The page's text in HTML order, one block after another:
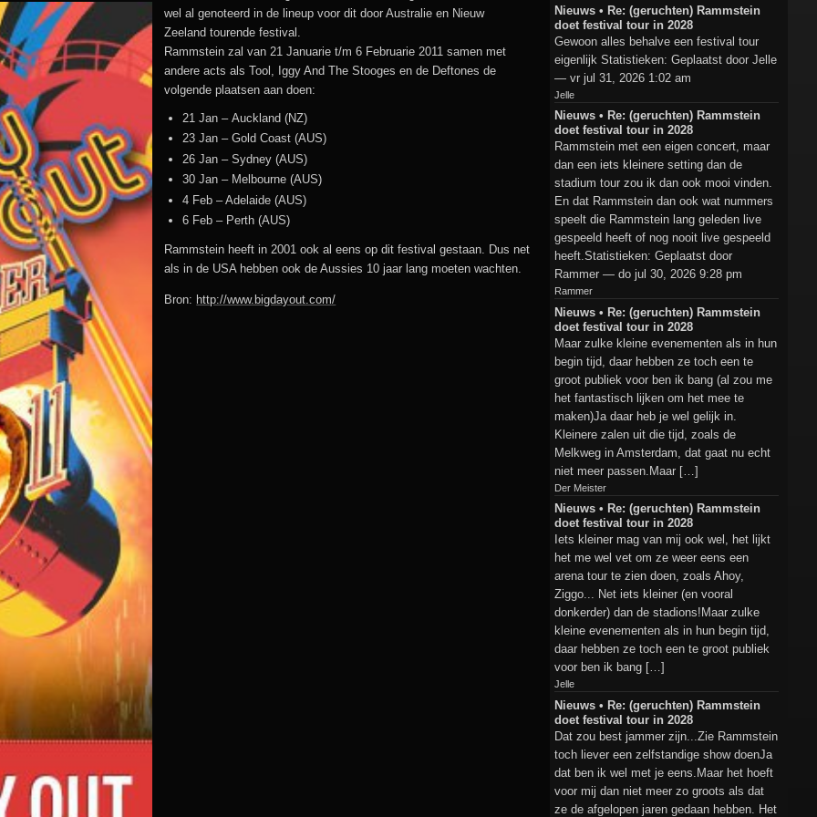
Lichtspielhaus
Live Aus Berlin
Made In Germany
1995-2011
Paris
Videos 1995-2012
Völkerball
Reise Reise:
Mutter:
Sehnsucht:
Herzeleid:
Overige Tracks:
Betekenis /
Oorsprong:
Sehnsucht Tour
Herzeleid Tour
1996:
Club Dates
1994/95:
Reise Reise Tour
Mutter Tour
2001/02:
POA Tour 2001:
2019:
Festival Tour
2017:
Festival Tour
2016:
Made In Germany
Tour 2011/13:
2020 – 20xx
North America
Stadium Tour 2022
Stadium Tour
Stadium Tour
2023:
Stadium Tour
wel al genoteerd in de lineup voor dit door Australie en Nieuw
Zeeland tourende festival.
Rammstein zal van 21 Januarie t/m 6 Februarie 2011 samen met
andere acts als Tool, Iggy And The Stooges en de Deftones de
volgende plaatsen aan doen:
21 Jan – Auckland (NZ)
23 Jan – Gold Coast (AUS)
26 Jan – Sydney (AUS)
30 Jan – Melbourne (AUS)
4 Feb – Adelaide (AUS)
6 Feb – Perth (AUS)
Rammstein heeft in 2001 ook al eens op dit festival gestaan. Dus net
als in de USA hebben ook de Aussies 10 jaar lang moeten wachten.
Bron: http://www.bigdayout.com/
Nieuws • Re: (geruchten) Rammstein
doet festival tour in 2028
Gewoon alles behalve een festival tour
eigenlijk Statistieken: Geplaatst door Jelle
— vr jul 31, 2026 1:02 am
Jelle
Nieuws • Re: (geruchten) Rammstein
doet festival tour in 2028
Rammstein met een eigen concert, maar
dan een iets kleinere setting dan de
stadium tour zou ik dan ook mooi vinden.
En dat Rammstein dan ook wat nummers
speelt die Rammstein lang geleden live
gespeeld heeft of nog nooit live gespeeld
heeft.Statistieken: Geplaatst door
Rammer — do jul 30, 2026 9:28 pm
Rammer
Nieuws • Re: (geruchten) Rammstein
doet festival tour in 2028
Maar zulke kleine evenementen als in hun
begin tijd, daar hebben ze toch een te
groot publiek voor ben ik bang (al zou me
het fantastisch lijken om het mee te
maken)Ja daar heb je wel gelijk in.
Kleinere zalen uit die tijd, zoals de
Melkweg in Amsterdam, dat gaat nu echt
niet meer passen.Maar […]
Der Meister
Nieuws • Re: (geruchten) Rammstein
doet festival tour in 2028
Iets kleiner mag van mij ook wel, het lijkt
het me wel vet om ze weer eens een
arena tour te zien doen, zoals Ahoy,
Ziggo... Net iets kleiner (en vooral
donkerder) dan de stadions!Maar zulke
kleine evenementen als in hun begin tijd,
daar hebben ze toch een te groot publiek
voor ben ik bang […]
Jelle
Nieuws • Re: (geruchten) Rammstein
doet festival tour in 2028
Dat zou best jammer zijn...Zie Rammstein
toch liever een zelfstandige show doenJa
dat ben ik wel met je eens.Maar het hoeft
voor mij dan niet meer zo groots als dat
ze de afgelopen jaren gedaan hebben. Het